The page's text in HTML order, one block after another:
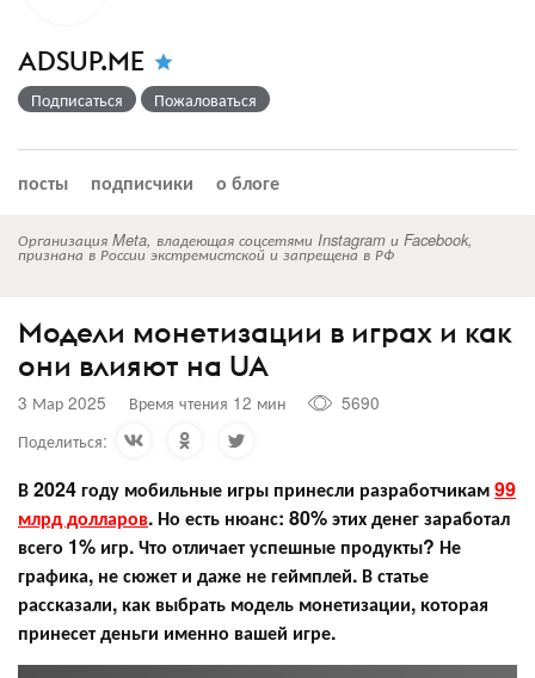
ADSUP.ME
Подписаться Пожаловаться
посты подписчики о блоге
Организация Meta, владеющая соцсетями Instagram и Facebook,
признана в России экстремистской и запрещена в РФ
Модели монетизации в играх и как
они влияют на UA
3 Мар 2025 Время чтения 12 мин
5690
Поделиться:
В 2024 году мобильные игры принесли разработчикам99
млрд долларов. Но есть нюанс: 80% этих денег заработал
всего 1% игр. Что отличает успешные продукты? Не
графика, не сюжет и даже не геймплей. В статье
рассказали, как выбрать модель монетизации, которая
принесет деньги именно вашей игре.